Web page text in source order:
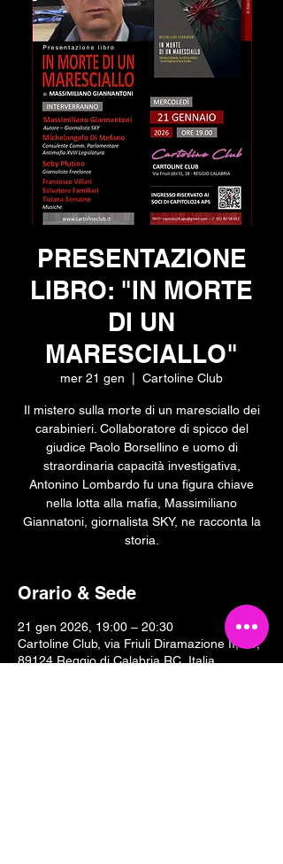
PRESENTAZIONE
LIBRO: "IN MORTE
DI UN
MARESCIALLO"
mer 21 gen Cartoline Club
Il mistero sulla morte di un maresciallo dei
carabinieri. Collaboratore di spicco del
giudice Paolo Borsellino e uomo di
straordinaria capacità investigativa,
Antonino Lombardo fu una figura chiave
nella lotta alla mafia, Massimiliano
Giannatoni, giornalista SKY, ne racconta la
storia.
Orario & Sede
21 gen 2026, 19:00 – 20:30
Cartoline Club, via Friuli Diramazione II, 18,
89124 Reggio di Calabria RC, Italia